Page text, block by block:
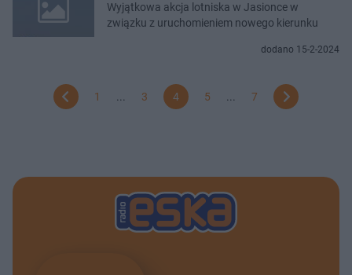
Wyjątkowa akcja lotniska w Jasionce w
związku z uruchomieniem nowego kierunku
dodano 15-2-2024
1 ... 3 4 5 ... 7